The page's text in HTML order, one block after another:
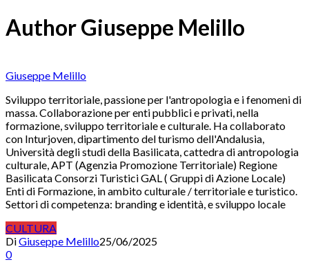
AuthorGiuseppe Melillo
Giuseppe Melillo
Sviluppo territoriale, passione per l'antropologia e i fenomeni di
massa. Collaborazione per enti pubblici e privati, nella
formazione, sviluppo territoriale e culturale. Ha collaborato
con Inturjoven, dipartimento del turismo dell'Andalusia,
Università degli studi della Basilicata, cattedra di antropologia
culturale, APT (Agenzia Promozione Territoriale) Regione
Basilicata Consorzi Turistici GAL ( Gruppi di Azione Locale)
Enti di Formazione, in ambito culturale / territoriale e turistico.
Settori di competenza: branding e identità, e sviluppo locale
CULTURA
DiGiuseppe Melillo25/06/2025
0